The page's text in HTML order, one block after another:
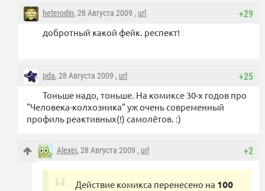
+29
heterodin, 28 Августа 2009 , url
добротный какой фейк. респект!
+25
pda, 28 Августа 2009 , url
Тоньше надо, тоньше. На комиксе 30-х годов про
"Человека-колхозника" уж очень современный
профиль реактивных(!) самолётов. :)
+2
Alexei, 28 Августа 2009 , url
Действие комикса перенесено на 100